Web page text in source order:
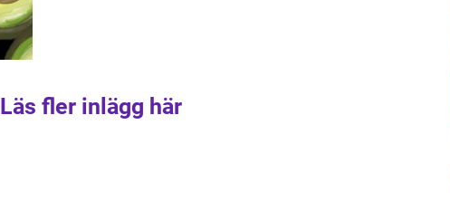
Läs fler inlägg här